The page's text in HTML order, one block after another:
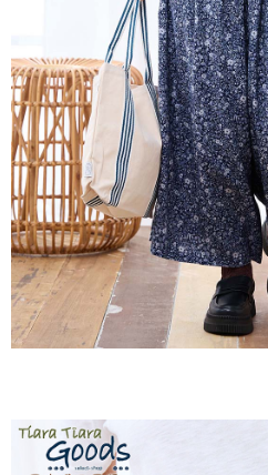
２．訂單成立數日內，您將收到繳費通
３．收到繳費通知簡訊後14天內，點擊
ATM／網路銀行／等多元方式進行付款，
※ 請注意：結帳手續完成當下不需立刻
購買商品的店家。未經商家同意取消之
後付繳納相關費用。
※ 交易是否成功請以「AFTEE先享後付
是否繳費成功／繳費後需取消欲退款等
客戶支援中心」https://
【注意事項】
１．透過由恩沛科技股份有限公司提供
易，需依本服務之必要範圍內提供個人
權轉讓予恩沛科技股份有限公司。
２．關於個人資料處理事宜，請瀏覽以
https://aftee.tw/terms/#terms3
３．未成年的使用者請事先徵得法定代
「AFTEE先享後付」，若未經同意申辦
請求用戶進行身份認證。
５．嚴禁一人註冊多個帳號或使用他人
恩沛科技股份有限公司將有權停止該用
每筆NT$60，滿NT$1,800(含以上)
7-11取貨付款
每筆NT$60，滿NT$2,000(含以上)
付款後7-11取貨
每筆NT$60，滿NT$2,000(含以上)
黑貓宅急便(包裹尺寸60cm以下)
每筆NT$100，滿NT$2,000(含以上)
黑貓宅急便(包裹尺寸90cm以下)
每筆NT$140，滿NT$2,000(含以上)